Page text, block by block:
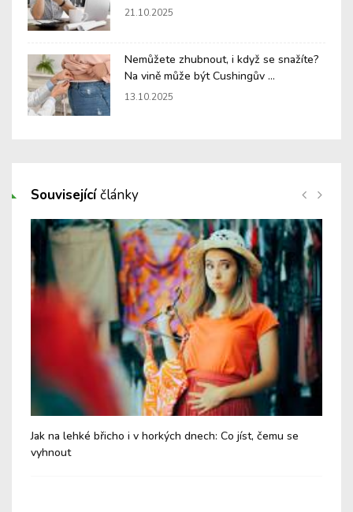
21.10.2025
Nemůžete zhubnout, i když se snažíte?
Na vině může být Cushingův ...
13.10.2025
Souvisejícíčlánky
Jak na lehké břicho i v horkých dnech: Co jíst, čemu se
vyhnout